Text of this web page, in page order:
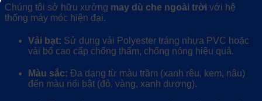
Chúng tôi sở hữu xưởng may dù che ngoài trời với hệ
thống máy móc hiện đại.
Vải bạt: Sử dụng vải Polyester tráng nhựa PVC hoặc
vải bố cao cấp chống thấm, chống nóng hiệu quả.
Màu sắc: Đa dạng từ màu trầm (xanh rêu, kem, nâu)
đến màu nổi bật (đỏ, vàng, xanh dương).